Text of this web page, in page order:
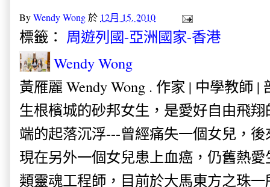
ByWendy Wong於 12月 15, 2010
標籤： 周遊列國-亞洲國家-香港
Wendy Wong
黃雁麗 Wendy Wong . 作家 | 中學教師 |
生根檳城的砂邦女生，是愛好自由飛
端的起落沉浮---曾經痛失一個女兒，
現在另外一個女兒患上血癌，仍舊熱
類靈魂工程師，目前於大馬東方之珠